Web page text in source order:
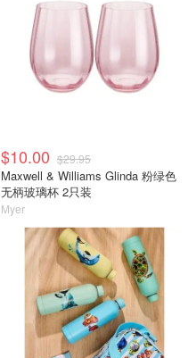
$10.00 $29.95
Maxwell & Williams Glinda 粉绿色
无柄玻璃杯 2只装
Myer